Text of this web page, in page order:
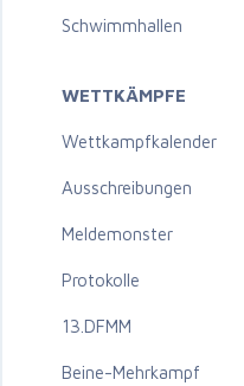
Schwimmhallen
WETTKÄMPFE
Wettkampfkalender
Ausschreibungen
Meldemonster
Protokolle
13.DFMM
Beine-Mehrkampf